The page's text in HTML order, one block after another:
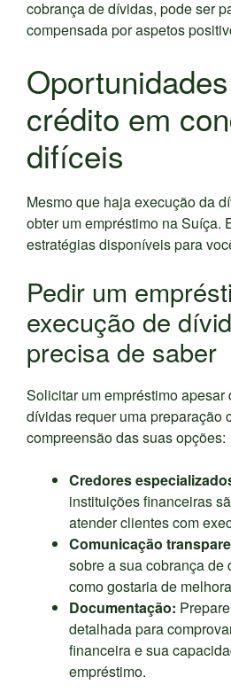
cobrança de dívidas, pode ser
compensada por aspetos
crédito em
difíceis
Mesmo que haja execução da
obter um empréstimo na Suíça.
estratégias disponíveis para
Pedir um
execução de
precisa de saber
Solicitar um empréstimo apesar
dívidas requer uma preparação
compreensão das suas opções:
Credores
instituições financeiras
atender clientes com
Comunicação
sobre a sua cobrança
como gostaria de
Documentação:
detalhada para
financeira e sua
empréstimo.